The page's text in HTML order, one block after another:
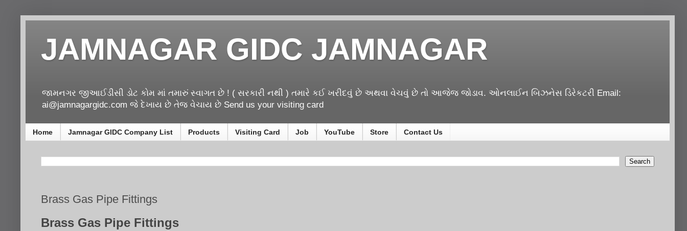
JAMNAGAR GIDC JAMNAGAR
જામનગર જીઆઈડીસી ડોટ કોમ માં તમારું સ્વાગત છે ! ( સરકારી નથી ) તમારે કઈ ખરીદવું છે અથવા વેચવું છે તો આજેજ જોડાવ. ઓનલાઈન બિઝનેસ ડિરેકટરી Email:
ai@jamnagargidc.com જે દેખાય છે તેજ વેચાય છે Send us your visiting card
Home Jamnagar GIDC Company List Products Visiting Card Job YouTube Store Contact Us
Brass Gas Pipe Fittings
Brass Gas Pipe Fittings